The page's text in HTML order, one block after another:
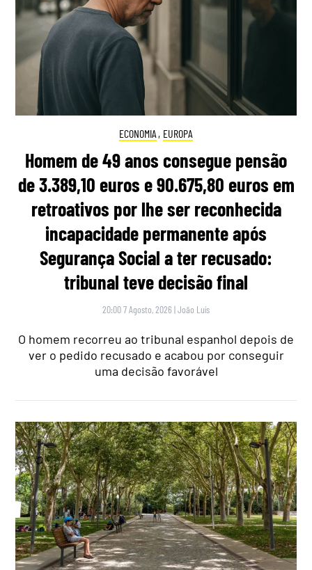
ECONOMIA , EUROPA
Homem de 49 anos consegue pensão
de 3.389,10 euros e 90.675,80 euros em
retroativos por lhe ser reconhecida
incapacidade permanente após
Segurança Social a ter recusado:
tribunal teve decisão final
20:00 7 Agosto, 2026 |João Luís
O homem recorreu ao tribunal espanhol depois de
ver o pedido recusado e acabou por conseguir
uma decisão favorável